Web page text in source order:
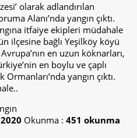
olarak adlandırılan
Alanı’nda yangın çıktı.
itfaiye ekipleri müdahale
ilçesine bağlı Yeşilköy köyü
en uzun köknarları,
en boylu ve çaplı
yangın çıktı.
Okunma : 451 okunma